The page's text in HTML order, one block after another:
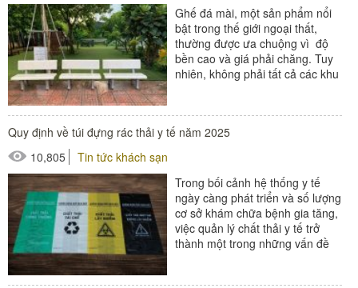
Ghế đá mài, một sản phẩm nổi
bật trong thế giới ngoại thất,
thường được ưa chuộng vì độ
bền cao và giá phải chăng. Tuy
nhiên, không phải tất cả các khu
Quy định về túi đựng rác thải y tế năm 2025
10,805
Tin tức khách sạn
Trong bối cảnh hệ thống y tế
ngày càng phát triển và số lượng
cơ sở khám chữa bệnh gia tăng,
việc quản lý chất thải y tế trở
thành một trong những vấn đề